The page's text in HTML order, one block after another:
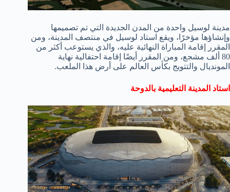
مدينة لوسيل واحدة من المدن الجديدة التي تم تصميمها
وإنشاؤها مؤخرًا، ويقع استاد لوسيل في منتصف المدينة، ومن
المقرر إقامة المباراة النهائية عليه، والذي يستوعب أكثر من
80 ألف مشجع، ومن المقرر أيضًا إقامة احتفالية نهاية
المونديال والتتويج بكأس العالم على أرض هذا الملعب.
استاد المدينة التعليمية بالدوحة